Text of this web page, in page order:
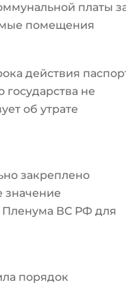
платы
помещения
действия
государства не
об утрате
закреплено
значение
Пленума ВС РФ для
порядок